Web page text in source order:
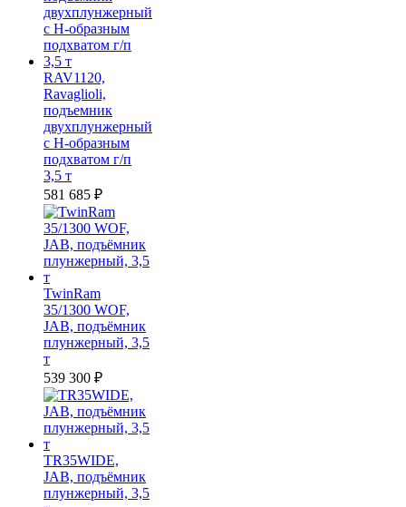
RAV1120,
Ravaglioli,
подъемник
двухплунжерный
с Н-образным
подхватом г/п
3,5 т
581 685 ₽
TwinRam
35/1300 WOF,
JAB, подъёмник
плунжерный, 3,5
т
539 300 ₽
TR35WIDE,
JAB, подъёмник
плунжерный, 3,5